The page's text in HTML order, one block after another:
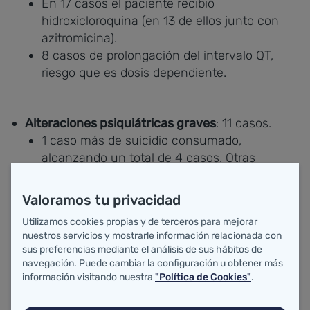
​En 17 casos el paciente recibió
hidroxicloroquina (en 13 de ellos junto con
azitromicina).
​8 casos de prolongación del intervalo QT,
riesgo que es dosis dependiente.
Alteraciones psiquiátricas graves: 11 casos.
​1 caso más de suicidio consumado,
alcanzando un total de 4 casos. Otras
8 de ellos con hidroxicloroquina.
En los primeros días de tratamiento, tanto en
pacientes con/sin antecedentes
psiquiátricos. La agresividad puede ser un
síntoma precoz alertante.
Valoramos tu privacidad
Utilizamos cookies propias y de terceros para mejorar
nuestros servicios y mostrarle información relacionada con
sus preferencias mediante el análisis de sus hábitos de
navegación. Puede cambiar la configuración u obtener más
información visitando nuestra "Política de Cookies".